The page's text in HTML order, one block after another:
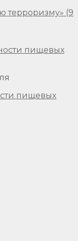
терроризму» (9
пищевых